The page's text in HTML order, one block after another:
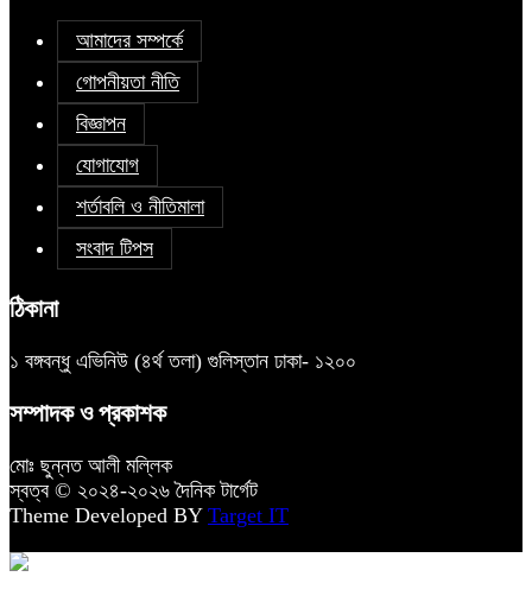
আমাদের সম্পর্কে
গোপনীয়তা নীতি
বিজ্ঞাপন
যোগাযোগ
শর্তাবলি ও নীতিমালা
সংবাদ টিপস
ঠিকানা
১ বঙ্গবন্ধু এভিনিউ (৪র্থ তলা) গুলিস্তান ঢাকা- ১২০০
সম্পাদক ও প্রকাশক
মোঃ ছুন্নত আলী মল্লিক
স্বত্ব © ২০২৪-২০২৬ দৈনিক টার্গেট
Theme Developed BY Target IT